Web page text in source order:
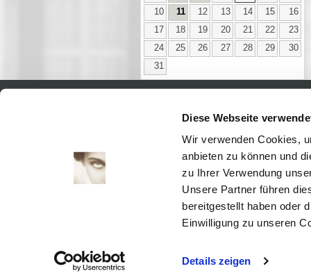
Diese Webseite
Wir verwenden Cookies,
anbieten zu können und
zu Ihrer Verwendung
Unsere Partner führen
bereitgestellt haben oder
Einwilligung zu unseren
Details zeigen
10
11 12 13 14 15
16
17
18 19 20 21 22
23
24
25 26 27 28 29
30
31
Aktuell
Digitales
Ausstellungen
Kino
Kino2online
Sammlungen
Forschung